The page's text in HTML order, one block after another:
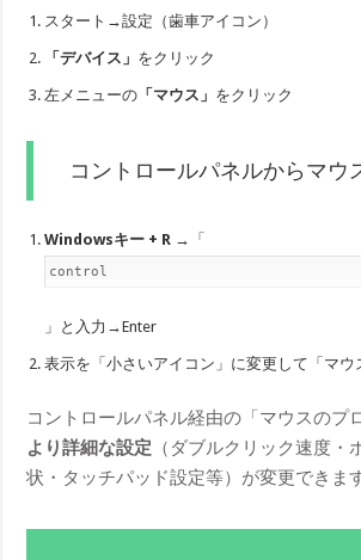
スタート→設定（歯車アイコン）
「デバイス」 をクリック
左メニューの 「マウス」 をクリック
コントロールパネルからマウ
Windowsキー + R →「
control
」と入力→Enter
表示を「小さいアイコン」に変更して「マウ
コントロールパネル経由の「マウスのプ
より詳細な設定 （ダブルクリック速度・
状・タッチパッド設定等）が変更できます